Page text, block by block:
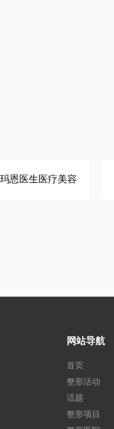
恩医生医疗美容
网站导航
首页
整形活动
话题
整形项目